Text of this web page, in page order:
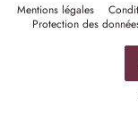
Mentions légales
Protection des